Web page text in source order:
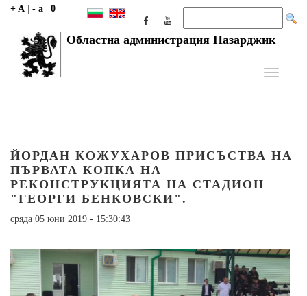
+ A - a 0
Областна администрация Пазарджик
Toggle
ЙОРДАН КОЖУХАРОВ ПРИСЪСТВА НА
ПЪРВАТА КОПКА НА
РЕКОНСТРУКЦИЯТА НА СТАДИОН
"ГЕОРГИ БЕНКОВСКИ".
сряда 05 юни 2019 - 15:30:43